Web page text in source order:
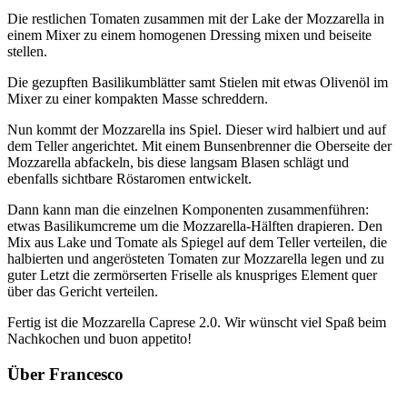
Die restlichen Tomaten zusammen mit der Lake der Mozzarella in
einem Mixer zu einem homogenen Dressing mixen und beiseite
stellen.
Die gezupften Basilikumblätter samt Stielen mit etwas Olivenöl im
Mixer zu einer kompakten Masse schreddern.
Nun kommt der Mozzarella ins Spiel. Dieser wird halbiert und auf
dem Teller angerichtet. Mit einem Bunsenbrenner die Oberseite der
Mozzarella abfackeln, bis diese langsam Blasen schlägt und
ebenfalls sichtbare Röstaromen entwickelt.
Dann kann man die einzelnen Komponenten zusammenführen:
etwas Basilikumcreme um die Mozzarella-Hälften drapieren. Den
Mix aus Lake und Tomate als Spiegel auf dem Teller verteilen, die
halbierten und angerösteten Tomaten zur Mozzarella legen und zu
guter Letzt die zermörserten Friselle als knuspriges Element quer
über das Gericht verteilen.
Fertig ist die Mozzarella Caprese 2.0. Wir wünscht viel Spaß beim
Nachkochen und buon appetito!
Über Francesco